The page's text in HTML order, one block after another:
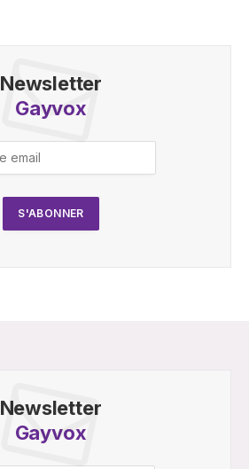
Newsletter
Gayvox
Newsletter
Gayvox